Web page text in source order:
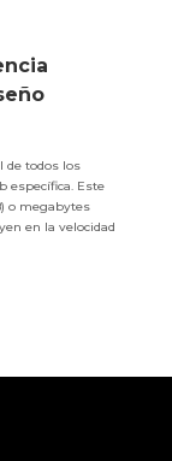
de todos los
específica. Este
o megabytes
en la velocidad